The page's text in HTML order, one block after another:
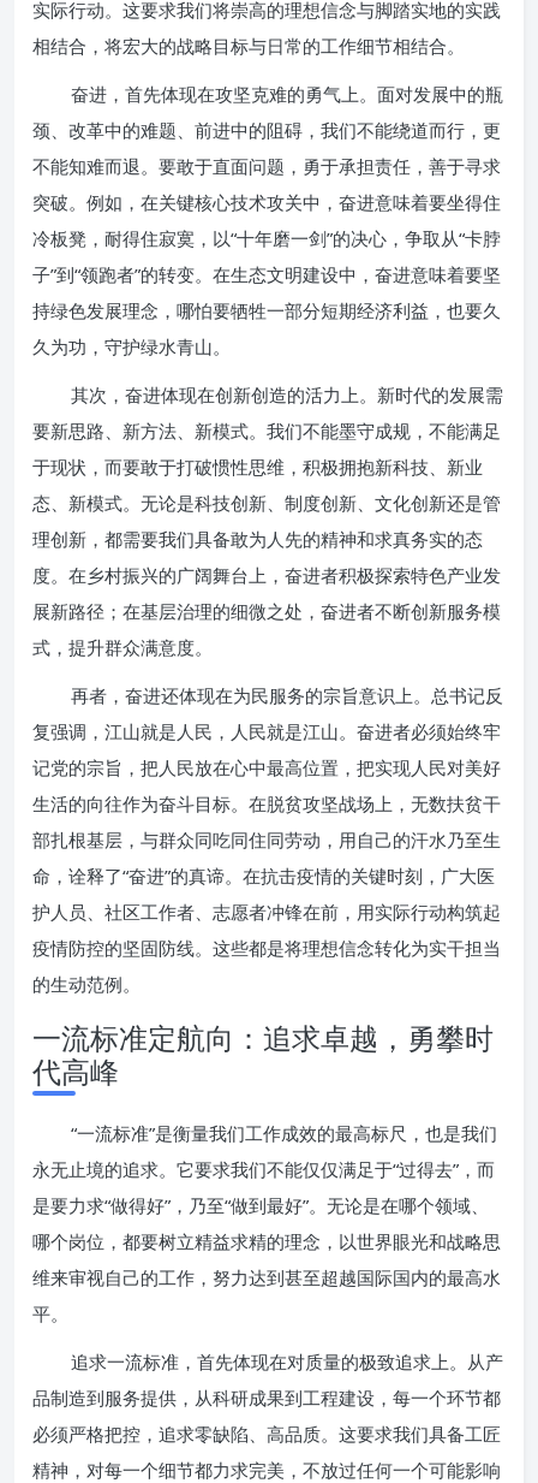
实际行动。这要求我们将崇高的理想信念与脚踏实地的实践
相结合，将宏大的战略目标与日常的工作细节相结合。
奋进，首先体现在攻坚克难的勇气上。面对发展中的瓶
颈、改革中的难题、前进中的阻碍，我们不能绕道而行，更
不能知难而退。要敢于直面问题，勇于承担责任，善于寻求
突破。例如，在关键核心技术攻关中，奋进意味着要坐得住
冷板凳，耐得住寂寞，以“十年磨一剑”的决心，争取从“卡脖
子”到“领跑者”的转变。在生态文明建设中，奋进意味着要坚
持绿色发展理念，哪怕要牺牲一部分短期经济利益，也要久
久为功，守护绿水青山。
其次，奋进体现在创新创造的活力上。新时代的发展需
要新思路、新方法、新模式。我们不能墨守成规，不能满足
于现状，而要敢于打破惯性思维，积极拥抱新科技、新业
态、新模式。无论是科技创新、制度创新、文化创新还是管
理创新，都需要我们具备敢为人先的精神和求真务实的态
度。在乡村振兴的广阔舞台上，奋进者积极探索特色产业发
展新路径；在基层治理的细微之处，奋进者不断创新服务模
式，提升群众满意度。
再者，奋进还体现在为民服务的宗旨意识上。总书记反
复强调，江山就是人民，人民就是江山。奋进者必须始终牢
记党的宗旨，把人民放在心中最高位置，把实现人民对美好
生活的向往作为奋斗目标。在脱贫攻坚战场上，无数扶贫干
部扎根基层，与群众同吃同住同劳动，用自己的汗水乃至生
命，诠释了“奋进”的真谛。在抗击疫情的关键时刻，广大医
护人员、社区工作者、志愿者冲锋在前，用实际行动构筑起
疫情防控的坚固防线。这些都是将理想信念转化为实干担当
的生动范例。
一流标准定航向：追求卓越，勇攀时
代高峰
“一流标准”是衡量我们工作成效的最高标尺，也是我们
永无止境的追求。它要求我们不能仅仅满足于“过得去”，而
是要力求“做得好”，乃至“做到最好”。无论是在哪个领域、
哪个岗位，都要树立精益求精的理念，以世界眼光和战略思
维来审视自己的工作，努力达到甚至超越国际国内的最高水
平。
追求一流标准，首先体现在对质量的极致追求上。从产
品制造到服务提供，从科研成果到工程建设，每一个环节都
必须严格把控，追求零缺陷、高品质。这要求我们具备工匠
精神，对每一个细节都力求完美，不放过任何一个可能影响